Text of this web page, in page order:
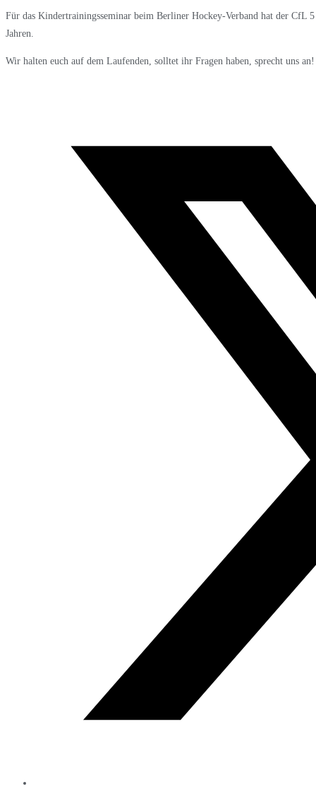
Für das Kindertrainingsseminar beim Berliner Hockey-Verband hat der CfL
Jahren.
Wir halten euch auf dem Laufenden, solltet ihr Fragen haben, sprecht uns an!